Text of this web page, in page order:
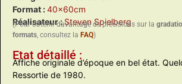
Format :40x60cm
Réalisateur :Steven Spielberg
(Pour obtenir davantage de précisions sur la
formats, consultez la FAQ)
Etat détaillé :
Affiche originale d’époque en bel état.
Ressortie de 1980.